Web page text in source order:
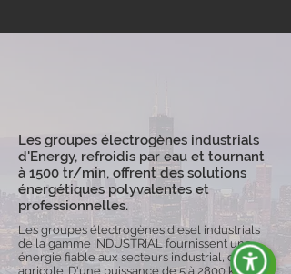
Les groupes électrogènes industrials
d'Energy, refroidis par eau et tournant
à 1500 tr/min, offrent des solutions
énergétiques polyvalentes et
professionnelles.
Les groupes électrogènes diesel industrials
de la gamme INDUSTRIAL fournissent une
énergie fiable aux secteurs industrial, civil et
agricole. D'une puissance de 5 à 2800 kVA,